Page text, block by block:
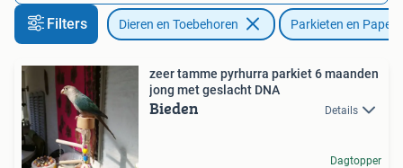
Filters Dieren en Toebehoren Parkieten en
zeer tamme pyrhurra parkiet 6 maanden
jong met geslacht DNA
Bieden Details
Dagtopper